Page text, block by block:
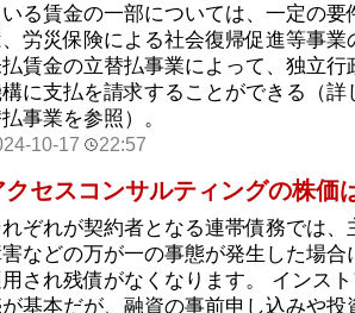
る賃金の一部については、一定の要
労災保険による社会復帰促進等事
賃金の立替払事業によって、独立
に支払を請求することができる（
事業を参照）。
10-17 22:57
クセスコンサルティングの株価
ぞれが契約者となる連帯債務では
などの万が一の事態が発生した場
され残債がなくなります。 インス
基本だが、融資の事前申し込みや